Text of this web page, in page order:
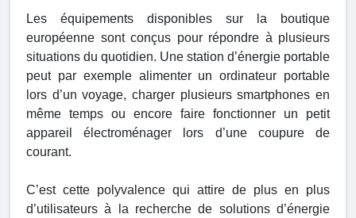
Les équipements disponibles sur la boutique
européenne sont conçus pour répondre à plusieurs
situations du quotidien. Une station d’énergie portable
peut par exemple alimenter un ordinateur portable
lors d’un voyage, charger plusieurs smartphones en
même temps ou encore faire fonctionner un petit
appareil électroménager lors d’une coupure de
courant.
C’est cette polyvalence qui attire de plus en plus
d’utilisateurs à la recherche de solutions d’énergie